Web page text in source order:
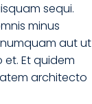
sequi.
minus
aut ut
et. Et quidem
architecto